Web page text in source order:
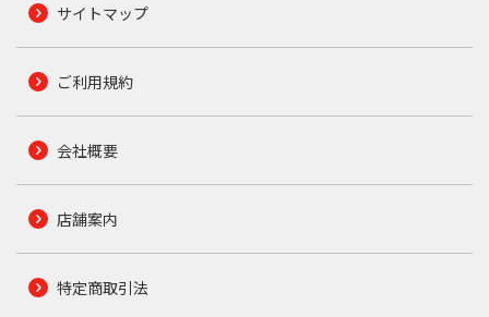
サイトマップ
ご利用規約
会社概要
店舗案内
特定商取引法